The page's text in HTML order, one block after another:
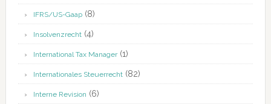
IFRS/US-Gaap(8)
Insolvenzrecht(4)
International Tax Manager(1)
Internationales Steuerrecht(82)
Interne Revision (6)